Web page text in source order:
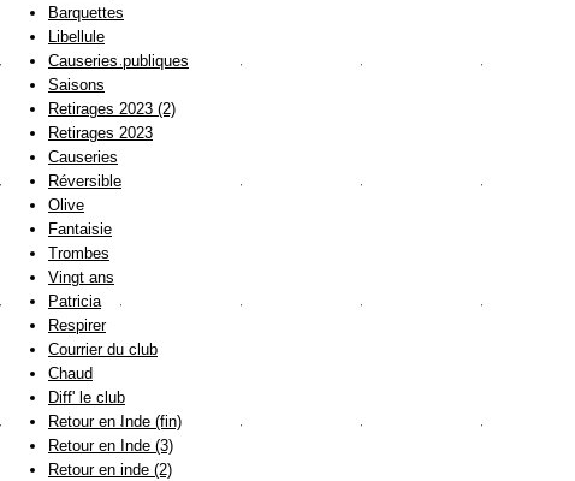
Barquettes
Libellule
Causeries publiques
Saisons
Retirages 2023 (2)
Retirages 2023
Causeries
Réversible
Olive
Fantaisie
Trombes
Vingt ans
Patricia
Respirer
Courrier du club
Chaud
Diff' le club
Retour en Inde (fin)
Retour en Inde (3)
Retour en inde (2)